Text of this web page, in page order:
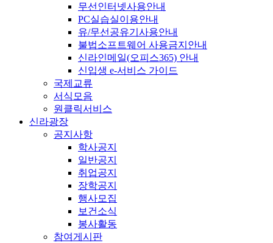
무선인터넷사용안내
PC실습실이용안내
유/무선공유기사용안내
불법소프트웨어 사용금지안내
신라인메일(오피스365) 안내
신입생 e-서비스 가이드
국제교류
서식모음
원클릭서비스
신라광장
공지사항
학사공지
일반공지
취업공지
장학공지
행사모집
보건소식
봉사활동
참여게시판